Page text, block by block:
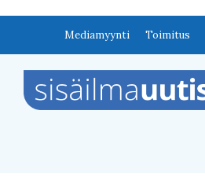
Mediamyynti Toimitus